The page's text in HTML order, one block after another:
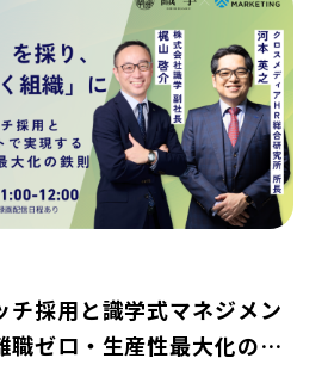
チ採用と識学式マネジメン
職ゼロ・生産性最大化の鉄